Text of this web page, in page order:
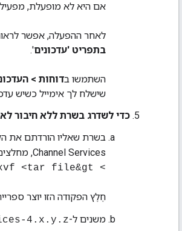
אם היא לא מופעלת,
לאחר ההפעלה, אפשר
בתפריט 'עדכונים'.
השתמשו בדוחות >
שישלח לך אימייל כשיש
כדי לשדרג בשרת ללא חיבור
בשרת שאליו הורדתם את
Channel Services, מחלצים את קובץ השדרוג של הפורטל:
> tar -xvf <tar file&gt;
חֶלֶץ הפקודה הזו יוצר
משנים ל-4.x.y.z